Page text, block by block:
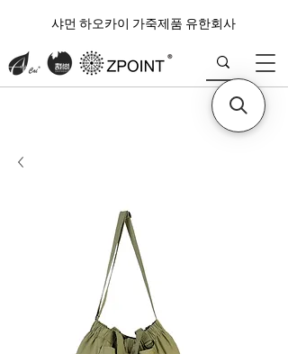
샤먼 하오카이 가죽제품 유한회사